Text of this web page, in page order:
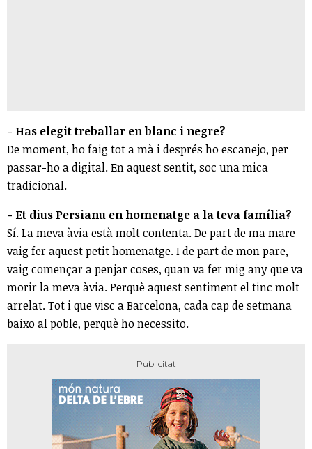
- Has elegit treballar en blanc i negre?
De moment, ho faig tot a mà i després ho escanejo, per
passar-ho a digital. En aquest sentit, soc una mica
tradicional.
- Et dius Persianu en homenatge a la teva família?
Sí. La meva àvia està molt contenta. De part de ma mare
vaig fer aquest petit homenatge. I de part de mon pare,
vaig començar a penjar coses, quan va fer mig any que va
morir la meva àvia. Perquè aquest sentiment el tinc molt
arrelat. Tot i que visc a Barcelona, cada cap de setmana
baixo al poble, perquè ho necessito.